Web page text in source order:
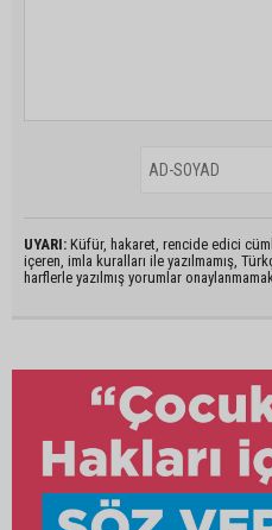
UYARI: Küfür, hakaret, rencide edici
içeren, imla kuralları ile yazılmamış,
harflerle yazılmış yorumlar